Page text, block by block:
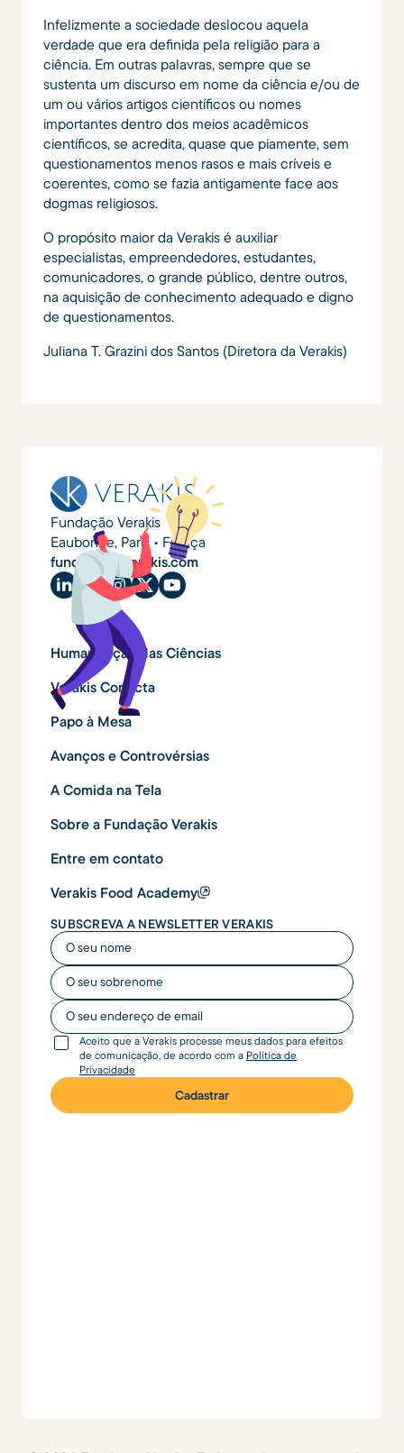
Infelizmente a sociedade deslocou aquela
verdade que era definida pela religião para a
ciência. Em outras palavras, sempre que se
sustenta um discurso em nome da ciência e/ou de
um ou vários artigos científicos ou nomes
importantes dentro dos meios acadêmicos
científicos, se acredita, quase que piamente, sem
questionamentos menos rasos e mais críveis e
coerentes, como se fazia antigamente face aos
dogmas religiosos.
O propósito maior da Verakis é auxiliar
especialistas, empreendedores, estudantes,
comunicadores, o grande público, dentre outros,
na aquisição de conhecimento adequado e digno
de questionamentos.
Juliana T. Grazini dos Santos (Diretora da Verakis)
Fundação Verakis
Eaubonne, Paris • França
fundacao@verakis.com
Humanização das Ciências
Verakis Conecta
Papo à Mesa
Avanços e Controvérsias
A Comida na Tela
Sobre a Fundação Verakis
Entre em contato
Verakis Food Academy
SUBSCREVA A NEWSLETTER VERAKIS
O seu nome
O seu nome
O seu endereço de email
Aceito que a Verakis processe meus dados para efeitos
de comunicação, de acordo com a Política de
Privacidade